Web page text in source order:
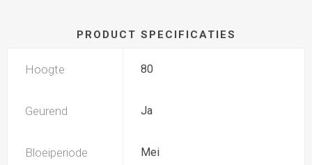
PRODUCT SPECIFICATIES
Hoogte 80
Geurend Ja
Bloeiperiode Mei